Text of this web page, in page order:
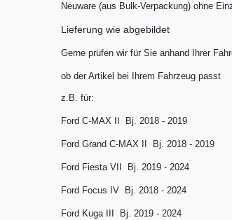
Neuware (aus Bulk-Verpackung) ohne
Lieferung wie abgebildet
Gerne prüfen wir für Sie anhand Ihrer
ob der Artikel bei Ihrem Fahrzeug passt
z.B. für:
Ford C-MAX II Bj. 2018 - 2019
Ford Grand C-MAX II Bj. 2018 - 2019
Ford Fiesta VII Bj. 2019 - 2024
Ford Focus IV Bj. 2018 - 2024
Ford Kuga III Bj. 2019 - 2024